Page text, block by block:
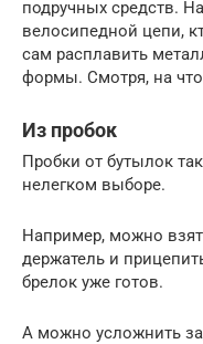
подручных средств.
велосипедной цепи,
сам расплавить
формы. Смотря, на
Из пробок
Пробки от бутылок
нелегком выборе.
Например, можно
держатель и
брелок уже готов.
А можно усложнить